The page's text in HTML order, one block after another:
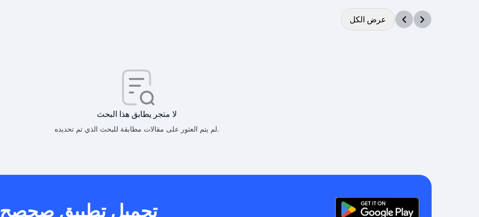
عرض الكل
لا متجر يطابق هذا البحث
لم يتم العثور على مقالات مطابقة للبحث الذي تم تحديده.
تحميل تطبيق صحصح